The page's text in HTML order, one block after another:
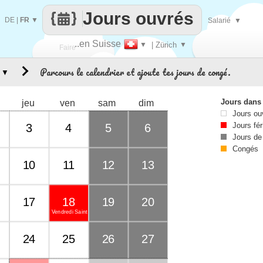
Faire..en Suisse ▼ | Zürich ▼
Jours ouvrés
DE FR ▼ Salarié ▼
Parcours le calendrier et ajoute tes jours de congé.
jeu ven sam dim
3 4 5 6
10 11 12 13
17
Vendredi Saint
18 19 20
24 25 26 27
▼
Jours
Jours
Jours
Jours
Congés